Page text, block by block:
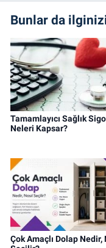
Bunlar da
Tamamlayıcı Sağlık
Neleri Kapsar?
Çok Amaçlı Dolap Nedir,